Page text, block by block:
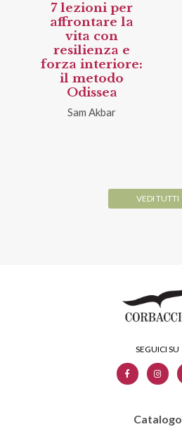
7 lezioni per
affrontare la
vita con
resilienza e
forza interiore:
il metodo
Odissea
Sam Akbar
VEDI TUTTI
Catalogo